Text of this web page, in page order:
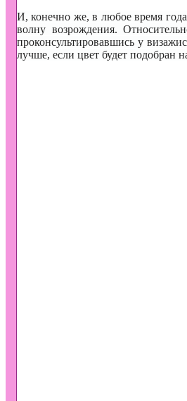
И, конечно же, в любое время
волну возрождения.
проконсультировавшись у
лучше, если цвет будет подобран